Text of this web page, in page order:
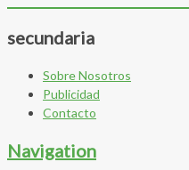
secundaria
Sobre Nosotros
Publicidad
Contacto
Navigation